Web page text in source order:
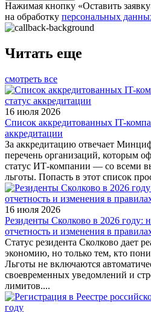
Нажимая кнопку «Оставить
на обработку персональных
Читать еще
смотреть все
16 июля 2026
Список аккредитованных IT-
аккредитации
За аккредитацию отвечает
перечень организаций, которым
статус ИТ-компании — со всеми
льготы. Попасть в этот список
16 июля 2026
Резиденты Сколково в 2026 году:
отчетность и изменения в
Статус резидента Сколково дает
экономию, но только тем, кто
Льготы не включаются
своевременных уведомлений и
лимитов....